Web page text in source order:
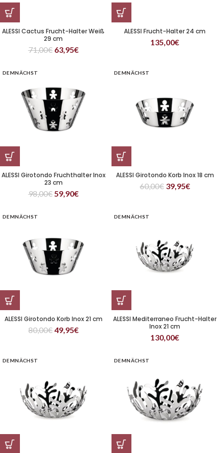
ALESSI Cactus Frucht-Halter Weiß
29 cm
71,00€ 63,95€
ALESSI Frucht-Halter 24 cm
135,00€
DEMNÄCHST
ALESSI Girotondo Fruchthalter Inox
23 cm
98,00€ 59,90€
DEMNÄCHST
ALESSI Girotondo Korb Inox 18 cm
60,00€ 39,95€
DEMNÄCHST
ALESSI Girotondo Korb Inox 21 cm
80,00€49,95€
DEMNÄCHST
ALESSI Mediterraneo Frucht-Halter
Inox 21 cm
130,00€
DEMNÄCHST DEMNÄCHST